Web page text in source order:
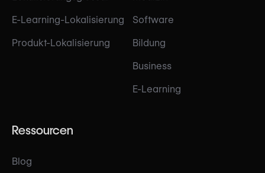
E-Learning-Lokalisierung
Produkt-Lokalisierung
Software
Bildung
Business
E-Learning
Ressourcen
Blog